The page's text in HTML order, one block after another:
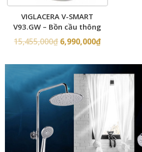
VIGLACERA V-SMART
V93.GW – Bồn cầu thông
minh nắp rửa điện tử
15,455,000₫ 6,990,000₫